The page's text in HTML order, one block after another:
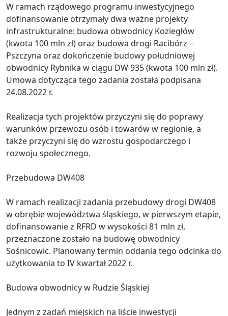
W ramach rządowego programu inwestycyjnego
dofinansowanie otrzymały dwa ważne projekty
infrastrukturalne: budowa obwodnicy Koziegłów
(kwota 100 mln zł) oraz budowa drogi Racibórz –
Pszczyna oraz dokończenie budowy południowej
obwodnicy Rybnika w ciągu DW 935 (kwota 100 mln zł).
Umowa dotycząca tego zadania została podpisana
24.08.2022 r.
Realizacja tych projektów przyczyni się do poprawy
warunków przewozu osób i towarów w regionie, a
także przyczyni się do wzrostu gospodarczego i
rozwoju społecznego.
Przebudowa DW408
W ramach realizacji zadania przebudowy drogi DW408
w obrębie województwa śląskiego, w pierwszym etapie,
dofinansowanie z RFRD w wysokości 81 mln zł,
przeznaczone zostało na budowę obwodnicy
Sośnicowic. Planowany termin oddania tego odcinka do
użytkowania to IV kwartał 2022 r.
Budowa obwodnicy w Rudzie Śląskiej
Jednym z zadań miejskich na liście inwestycji